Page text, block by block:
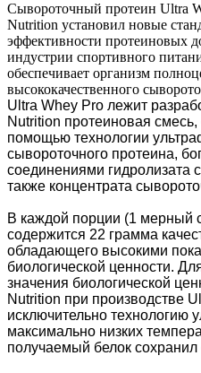
Сывороточный протеин Ultra
Nutrition установил новые
эффективности протеиновых
индустрии спортивного
обеспечивает организм
высококачественного
Ultra Whey Pro лежит
Nutrition протеиновая
помощью технологии
сывороточного протеина,
соединениями гидролизата
также концентрата
В каждой порции (1 мерный
содержится 22 грамма
обладающего высокими
биологической ценности.
значения биологической
Nutrition при производстве
исключительно технологию
максимально низких
получаемый белок